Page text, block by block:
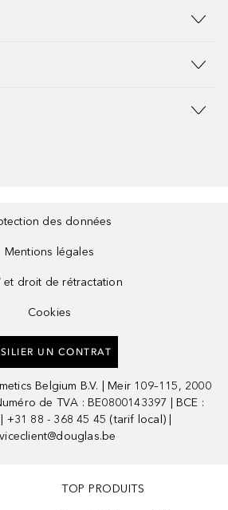
des données
Mentions légales
et droit de rétractation
Cookies
UN CONTRAT
Belgium B.V. | Meir 109–115, 2000
de TVA : BE0800143397 | BCE :
+31 88 - 368 45 45 (tarif local) |
TOP PRODUITS